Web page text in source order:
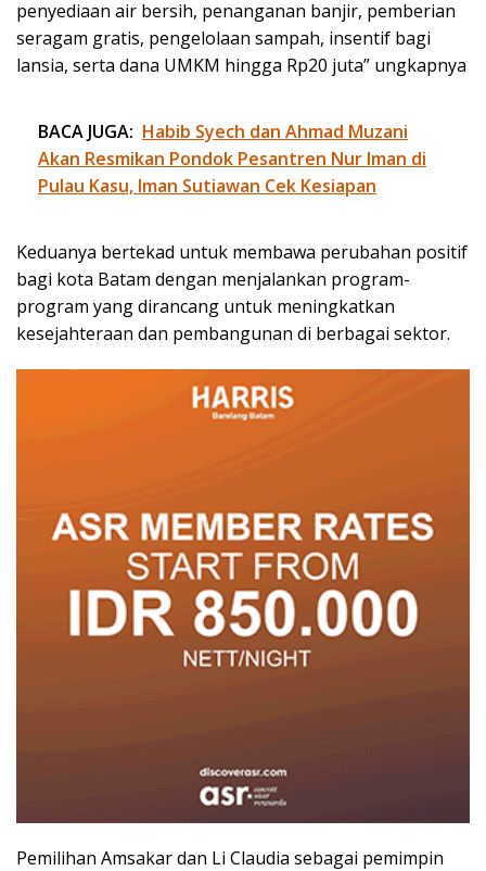
penyediaan air bersih, penanganan banjir, pemberian
seragam gratis, pengelolaan sampah, insentif bagi
lansia, serta dana UMKM hingga Rp20 juta” ungkapnya
BACA JUGA: Habib Syech dan Ahmad Muzani
Akan Resmikan Pondok Pesantren Nur Iman di
Pulau Kasu, Iman Sutiawan Cek Kesiapan
Keduanya bertekad untuk membawa perubahan positif
bagi kota Batam dengan menjalankan program-
program yang dirancang untuk meningkatkan
kesejahteraan dan pembangunan di berbagai sektor.
Pemilihan Amsakar dan Li Claudia sebagai pemimpin